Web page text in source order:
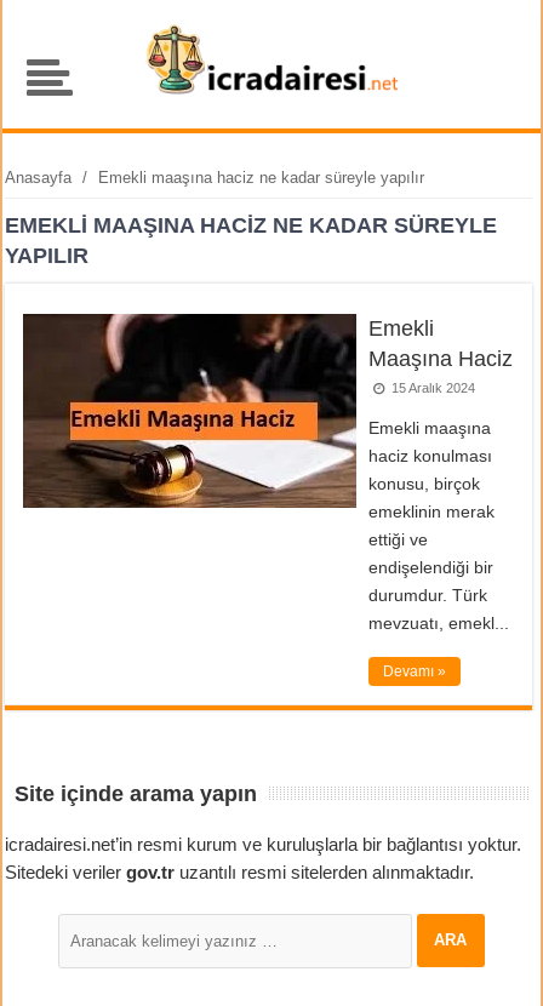
Anasayfa / Emekli maaşına haciz ne kadar süreyle yapılır
EMEKLI MAAŞINA HACIZ NE KADAR SÜREYLE
YAPILIR
Emekli
Maaşına Haciz
15 Aralık 2024
Emekli maaşına
haciz konulması
konusu, birçok
emeklinin merak
ettiği ve
endişelendiği bir
durumdur. Türk
mevzuatı, emekl...
Devamı »
Site içinde arama yapın
icradairesi.net’in resmi kurum ve kuruluşlarla bir bağlantısı yoktur.
Sitedeki verilergov.tr uzantılı resmi sitelerden alınmaktadır.